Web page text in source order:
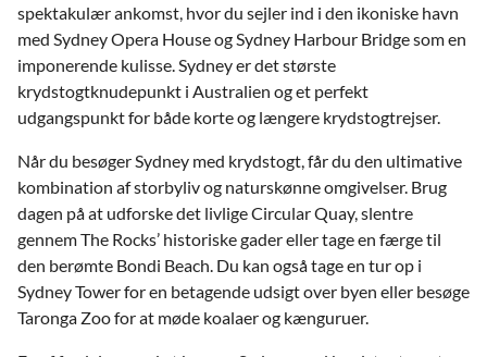
spektakulær ankomst, hvor du sejler ind i den ikoniske havn
med Sydney Opera House og Sydney Harbour Bridge som en
imponerende kulisse. Sydney er det største
krydstogtknudepunkt i Australien og et perfekt
udgangspunkt for både korte og længere krydstogtrejser.
Når du besøger Sydney med krydstogt, får du den ultimative
kombination af storbyliv og naturskønne omgivelser. Brug
dagen på at udforske det livlige Circular Quay, slentre
gennem The Rocks’ historiske gader eller tage en færge til
den berømte Bondi Beach. Du kan også tage en tur op i
Sydney Tower for en betagende udsigt over byen eller besøge
Taronga Zoo for at møde koalaer og kænguruer.